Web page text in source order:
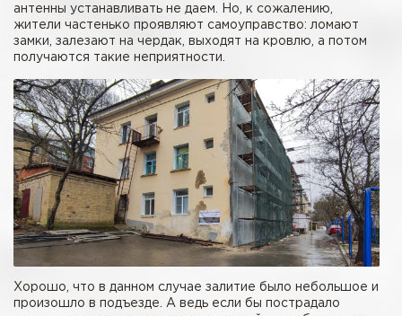
антенны устанавливать не даем. Но, к сожалению,
жители частенько проявляют самоуправство: ломают
замки, залезают на чердак, выходят на кровлю, а потом
получаются такие неприятности.
Хорошо, что в данном случае залитие было небольшое и
произошло в подъезде. А ведь если бы пострадало